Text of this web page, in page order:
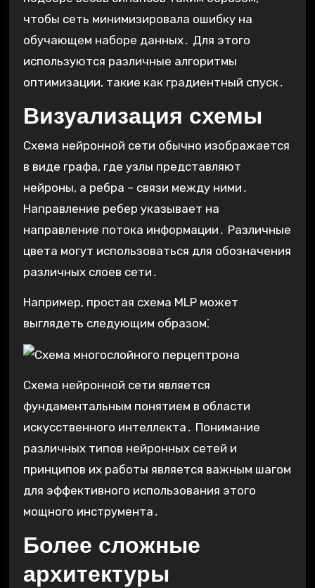
чтобы сеть минимизировала ошибку на
обучающем наборе данных․ Для этого
используются различные алгоритмы
оптимизации, такие как градиентный спуск․
Визуализация схемы
Схема нейронной сети обычно изображается
в виде графа, где узлы представляют
нейроны, а ребра – связи между ними․
Направление ребер указывает на
направление потока информации․ Различные
цвета могут использоваться для обозначения
различных слоев сети․
Например, простая схема MLP может
выглядеть следующим образом⁚
Схема нейронной сети является
фундаментальным понятием в области
искусственного интеллекта․ Понимание
различных типов нейронных сетей и
принципов их работы является важным шагом
для эффективного использования этого
мощного инструмента․
Более сложные
архитектуры